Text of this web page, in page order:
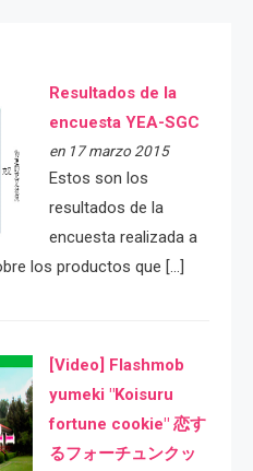
Resultados de la
encuesta YEA-SGC
en 17 marzo 2015
Estos son los
resultados de la
encuesta realizada a
los productos que […]
[Video] Flashmob
yumeki "Koisuru
fortune cookie" 恋す
るフォーチュンクッ